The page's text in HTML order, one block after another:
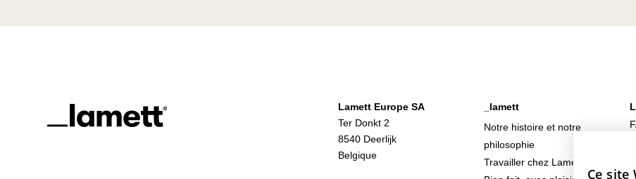
Lamett Europe SA
Ter Donkt 2
8540 Deerlijk
Belgique
_lamett
Notre histoire et notre
philosophie
Travailler chez Lamett
Ce site